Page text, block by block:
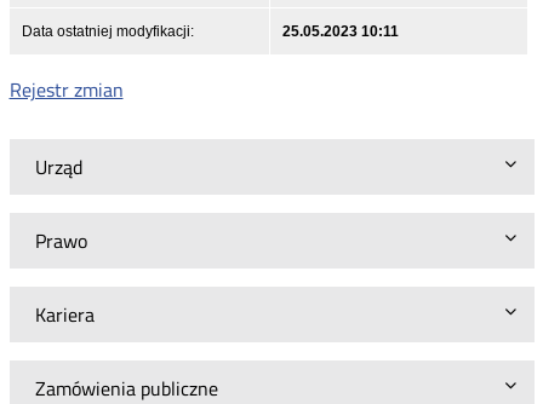
Urząd
Prawo
Kariera
Zamówienia publiczne
Data ostatniej modyfikacji: 25.05.2023 10:11
Rejestr zmian